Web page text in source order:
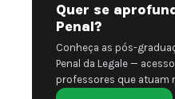
Quer se
Penal?
Conheça as pós-
Penal da Legale —
professores que atuam